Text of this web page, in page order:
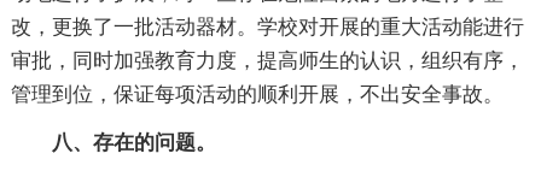
改，更换了一批活动器材。学校对开展的重大活动能进行
审批，同时加强教育力度，提高师生的认识，组织有序，
管理到位，保证每项活动的顺利开展，不出安全事故。
八、存在的问题。